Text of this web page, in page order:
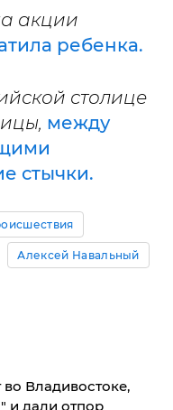
акции
ребенка.
столице
между
стычки.
Алексей Навальный
Владивостоке,
и дали отпор